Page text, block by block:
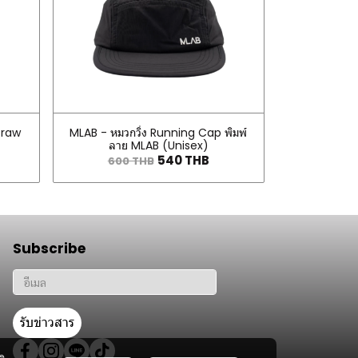
MLAB - หมวกวิ่ง Running Cap พิมพ์
ลาย MLAB (Unisex)
600 THB 540 THB
Subscribe
รับข่าวสาร